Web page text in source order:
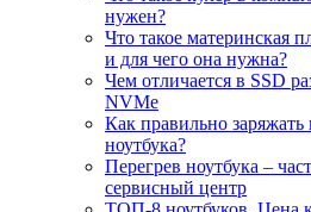
нужен?
Что такое материнская
и для чего она нужна?
Чем отличается в SSD
NVMe
Как правильно
ноутбука?
Перегрев ноутбука –
сервисный центр